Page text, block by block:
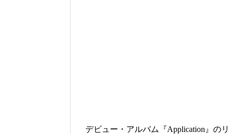
デビュー・アルバム『Application』の